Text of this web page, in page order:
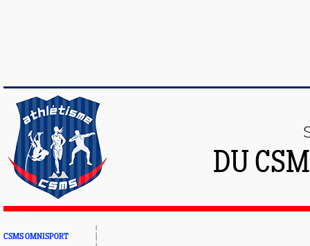
DU
CSMS OMNISPORT